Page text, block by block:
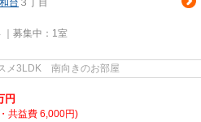
台 ３丁目
募集中： 1室
メ3LDK 南向きのお部屋
円
共益費 6,000円)